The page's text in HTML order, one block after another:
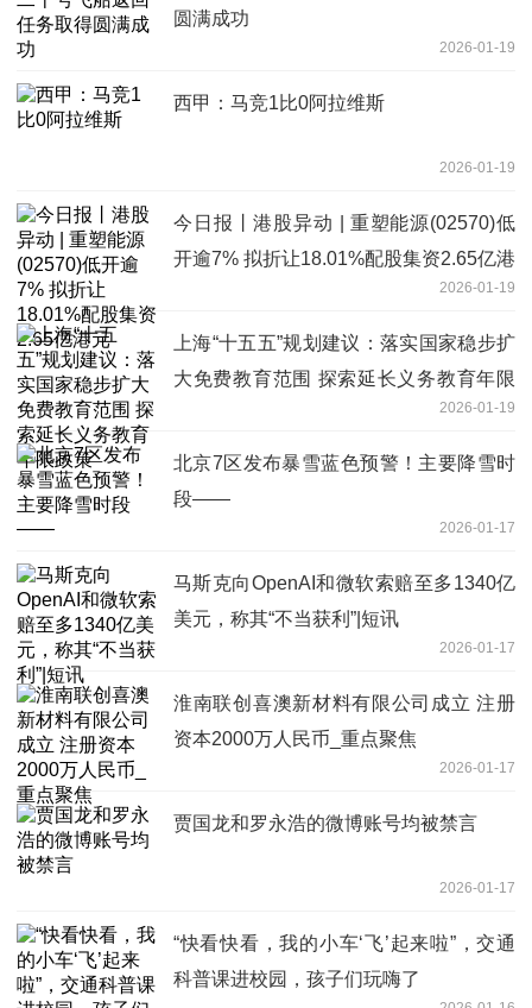
圆满成功
2026-01-19
西甲：马竞1比0阿拉维斯
2026-01-19
今日报丨港股异动 | 重塑能源(02570)低
开逾7% 拟折让18.01%配股集资2.65亿港
2026-01-19
上海“十五五”规划建议：落实国家稳步扩
大免费教育范围 探索延长义务教育年限
2026-01-19
北京7区发布暴雪蓝色预警！主要降雪时
段——
2026-01-17
马斯克向OpenAI和微软索赔至多1340亿
美元，称其“不当获利”|短讯
2026-01-17
淮南联创喜澳新材料有限公司成立 注册
资本2000万人民币_重点聚焦
2026-01-17
贾国龙和罗永浩的微博账号均被禁言
2026-01-17
“快看快看，我的小车‘飞’起来啦”，交通
科普课进校园，孩子们玩嗨了